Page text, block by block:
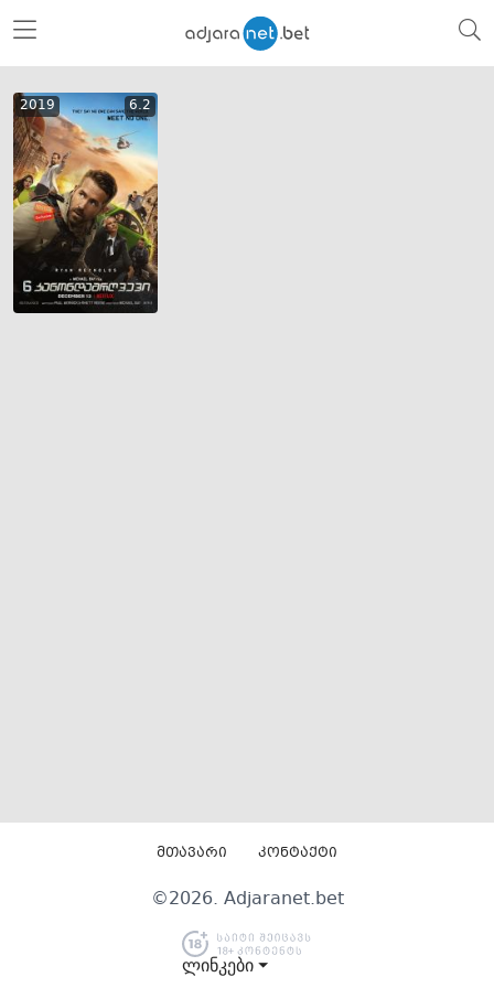
2019 6.2
მთავარი კონტაქტი
ლინკები ⏷
©2026. Adjaranet.bet